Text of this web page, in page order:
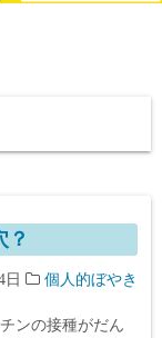
？
日 個人的ぼやき
ンの接種がだん